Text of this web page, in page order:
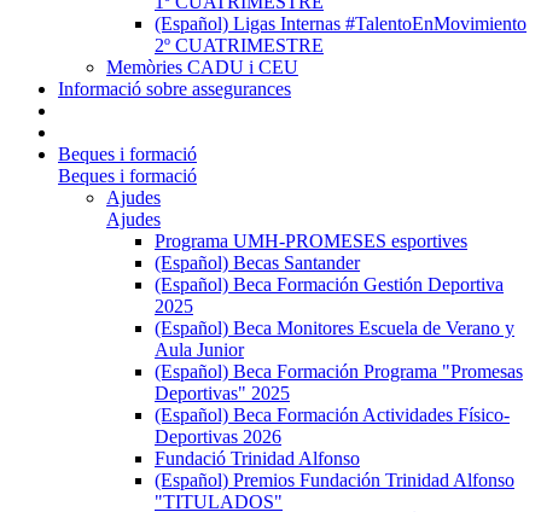
(Español) Ligas Internas #TalentoEnMovimiento
2º CUATRIMESTRE
Memòries CADU i CEU
Informació sobre assegurances
Beques i formació
Beques i formació
Ajudes
Ajudes
Programa UMH-PROMESES esportives
(Español) Becas Santander
(Español) Beca Formación Gestión Deportiva
2025
(Español) Beca Monitores Escuela de Verano y
Aula Junior
(Español) Beca Formación Programa "Promesas
Deportivas" 2025
(Español) Beca Formación Actividades Físico-
Deportivas 2026
Fundació Trinidad Alfonso
(Español) Premios Fundación Trinidad Alfonso
"TITULADOS"